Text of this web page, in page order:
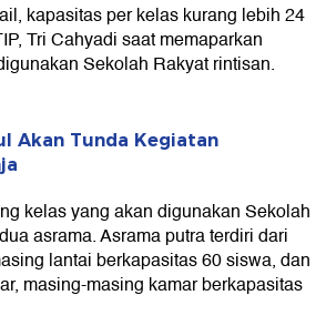
kapasitas per kelas kurang lebih 24
Tri Cahyadi saat memaparkan
Sekolah Rakyat rintisan.
Akan Tunda Kegiatan
kelas yang akan digunakan Sekolah
asrama. Asrama putra terdiri dari
lantai berkapasitas 60 siswa, dan
masing-masing kamar berkapasitas